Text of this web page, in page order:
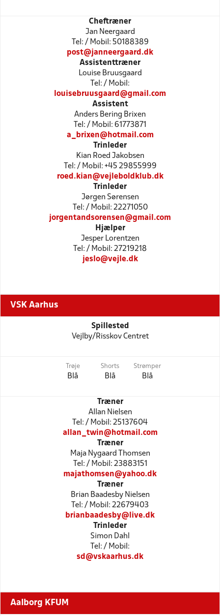
Cheftræner
Jan Neergaard
Tel: / Mobil: 50188389
post@janneergaard.dk
Assistenttræner
Louise Bruusgaard
Tel: / Mobil:
louisebruusgaard@gmail.com
Assistent
Anders Bering Brixen
Tel: / Mobil: 61773871
a_brixen@hotmail.com
Trinleder
Kian Roed Jakobsen
Tel: / Mobil: +45 29855999
roed.kian@vejleboldklub.dk
Trinleder
Jørgen Sørensen
Tel: / Mobil: 22271050
jorgentandsorensen@gmail.com
Hjælper
Jesper Lorentzen
Tel: / Mobil: 27219218
jeslo@vejle.dk
VSK Aarhus
Spillested
Vejlby/Risskov Centret
Trøje
Blå
Shorts
Blå
Strømper
Blå
Træner
Allan Nielsen
Tel: / Mobil: 25137604
allan_twin@hotmail.com
Træner
Maja Nygaard Thomsen
Tel: / Mobil: 23883151
majathomsen@yahoo.dk
Træner
Brian Baadesby Nielsen
Tel: / Mobil: 22679403
brianbaadesby@live.dk
Trinleder
Simon Dahl
Tel: / Mobil:
sd@vskaarhus.dk
Aalborg KFUM